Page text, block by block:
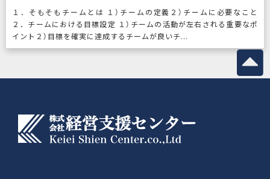
１．そもそもチームとは １）チームの定義２）チームに必要なこと
２．チームにおける目標設定 １）チームの活動が左右される重要なポ
イント２）目標を確実に達成するチームが良いチ...